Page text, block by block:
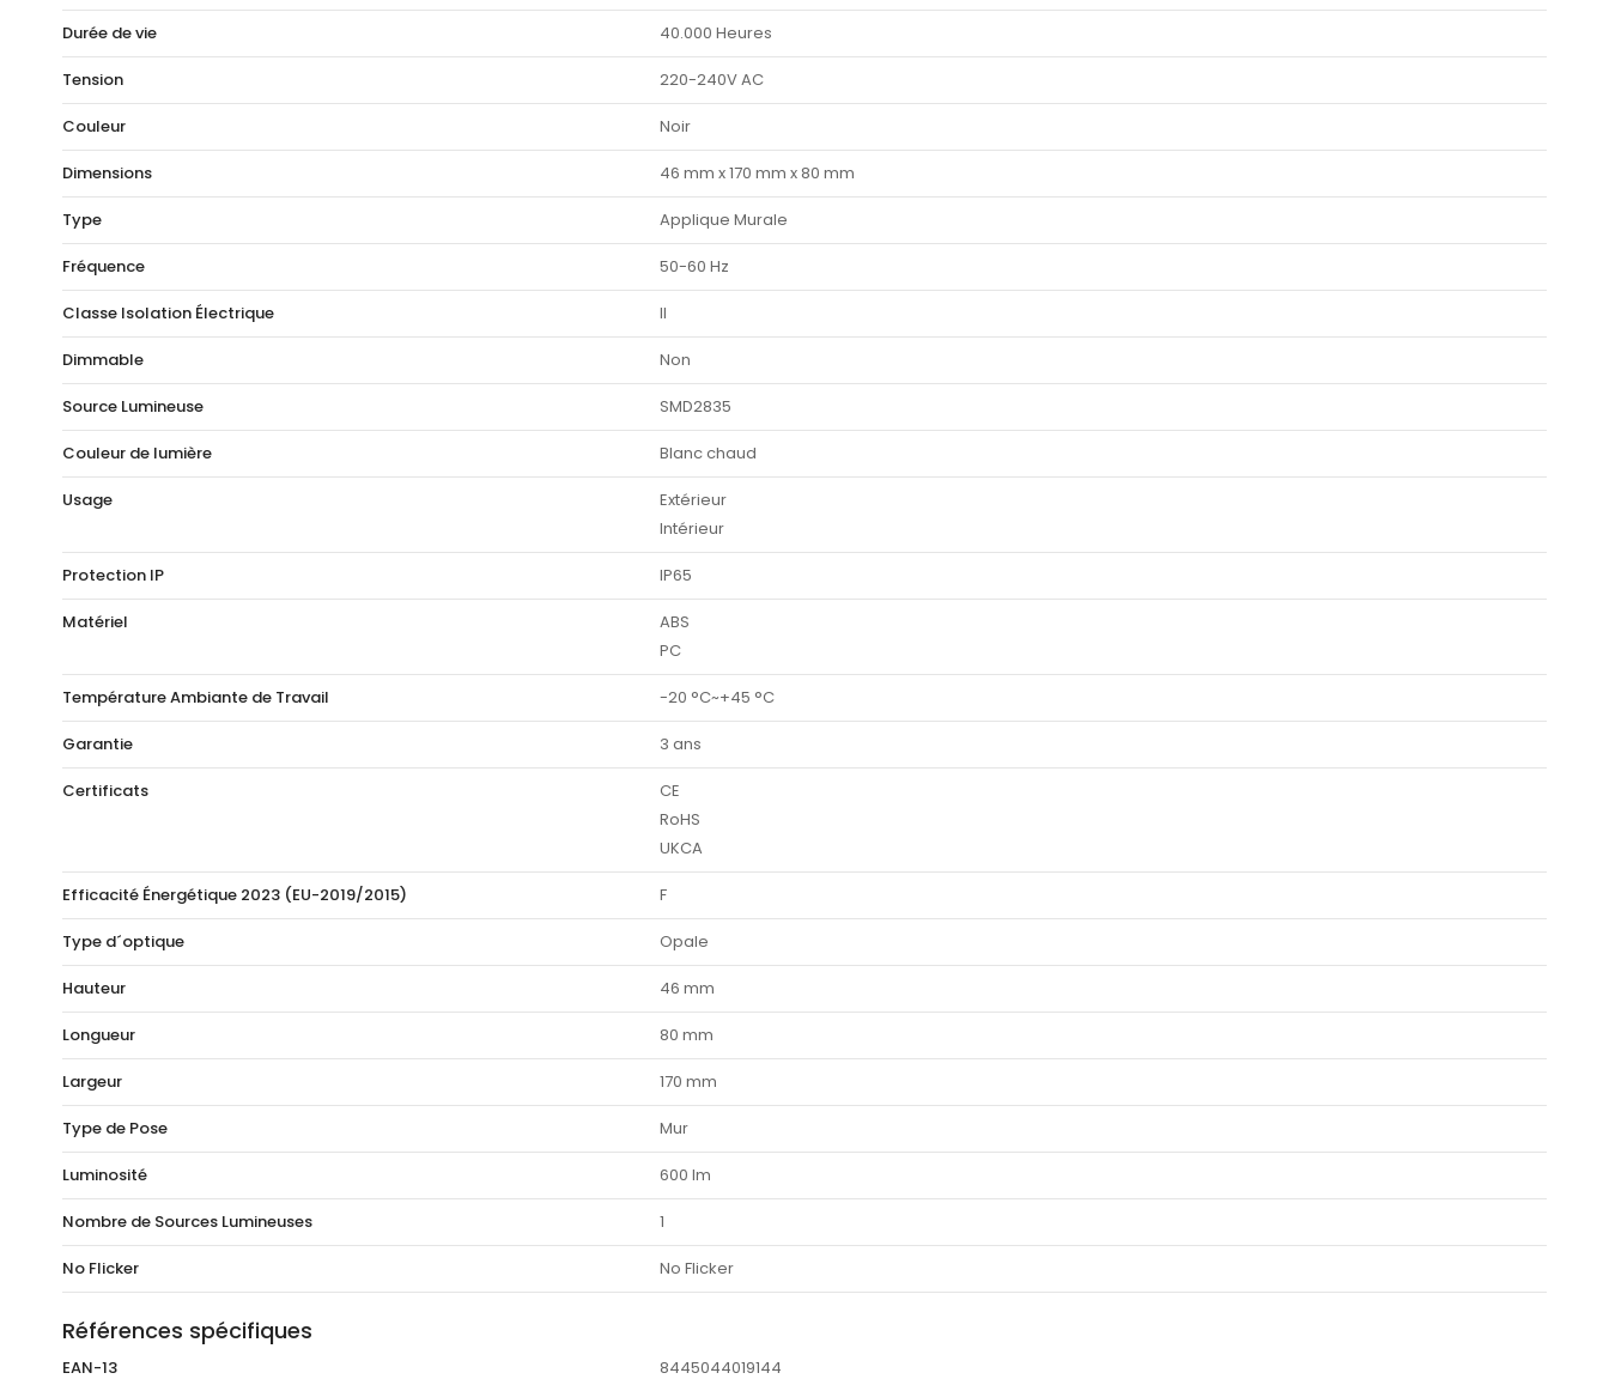
Durée de vie 40.000 Heures
Tension 220-240V AC
Couleur Noir
Dimensions 46 mm x 170 mm x 80 mm
Type Applique Murale
Fréquence 50-60 Hz
Classe Isolation Électrique II
Dimmable Non
Source Lumineuse SMD2835
Couleur de lumière Blanc chaud
Usage
Extérieur
Intérieur
Protection IP IP65
Matériel
ABS
PC
Température Ambiante de Travail -20 °C~+45 °C
Garantie 3 ans
Certificats
CE
RoHS
UKCA
Efficacité Énergétique 2023 (EU-2019/2015) F
Type d´optique Opale
Hauteur 46 mm
Longueur 80 mm
Largeur 170 mm
Type de Pose Mur
Luminosité 600 lm
Nombre de Sources Lumineuses 1
No Flicker No Flicker
Références spécifiques
EAN-13 8445044019144